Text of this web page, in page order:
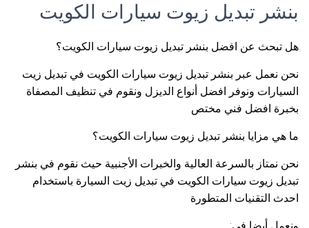
بنشر تبديل زيوت سيارات الكويت
هل تبحث عن افضل بنشر تبديل زيوت سيارات الكويت؟
نحن نعمل عبر بنشر تبديل زيوت سيارات الكويت في تبديل زيت
السيارات ونوفر افضل أنواع الديزل ونقوم في تنظيف المصفاة
بخبرة افضل فني مختص
ما هي مزايا بنشر تبديل زيوت سيارات الكويت؟
نحن نمتاز بالسرعة العالية والخبرات الأجنبية حيث نقوم في بنشر
تبديل زيوت سيارات الكويت في تبديل زيت السيارة باستخدام
احدث التقنيات المتطورة